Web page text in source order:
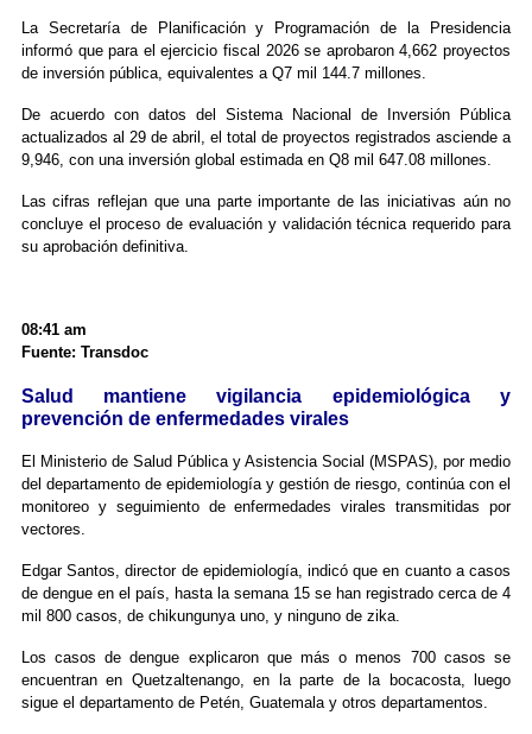
La Secretaría de Planificación y Programación de la Presidencia
informó que para el ejercicio fiscal 2026 se aprobaron 4,662 proyectos
de inversión pública, equivalentes a Q7 mil 144.7 millones.
De acuerdo con datos del Sistema Nacional de Inversión Pública
actualizados al 29 de abril, el total de proyectos registrados asciende a
9,946, con una inversión global estimada en Q8 mil 647.08 millones.
Las cifras reflejan que una parte importante de las iniciativas aún no
concluye el proceso de evaluación y validación técnica requerido para
su aprobación definitiva.
08:41 am
Fuente: Transdoc
Salud mantiene vigilancia epidemiológica y
prevención de enfermedades virales
El Ministerio de Salud Pública y Asistencia Social (MSPAS), por medio
del departamento de epidemiología y gestión de riesgo, continúa con el
monitoreo y seguimiento de enfermedades virales transmitidas por
vectores.
Edgar Santos, director de epidemiología, indicó que en cuanto a casos
de dengue en el país, hasta la semana 15 se han registrado cerca de 4
mil 800 casos, de chikungunya uno, y ninguno de zika.
Los casos de dengue explicaron que más o menos 700 casos se
encuentran en Quetzaltenango, en la parte de la bocacosta, luego
sigue el departamento de Petén, Guatemala y otros departamentos.